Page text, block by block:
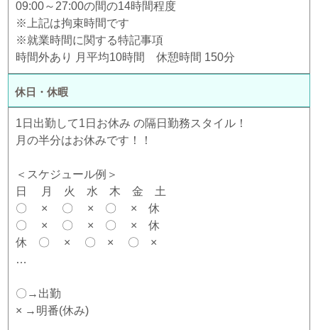
09:00～27:00の間の14時間程度
※上記は拘束時間です
※就業時間に関する特記事項
時間外あり 月平均10時間 休憩時間 150分
休日・休暇
1日出勤して1日お休み の隔日勤務スタイル！
月の半分はお休みです！！
＜スケジュール例＞
日 月 火 水 木 金 土
〇 × 〇 × 〇 × 休
〇 × 〇 × 〇 × 休
休 〇 × 〇 × 〇 ×
…
〇→出勤
× →明番(休み)